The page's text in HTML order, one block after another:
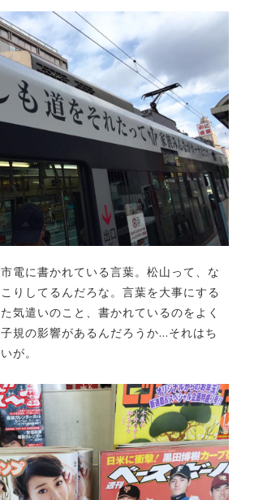
電に書かれている言葉。松山って、な
りしてるんだろな。言葉を大事にする
気遣いのこと、書かれているのをよく
規の影響があるんだろうか…それはち
が。